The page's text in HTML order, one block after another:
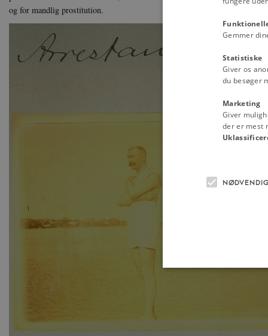
og for mandlig prostitution.
Gemmer
Statistiske
Giver os
du besøger
Marketing
Giver
der er mest
Hjemmesiden kan ikke